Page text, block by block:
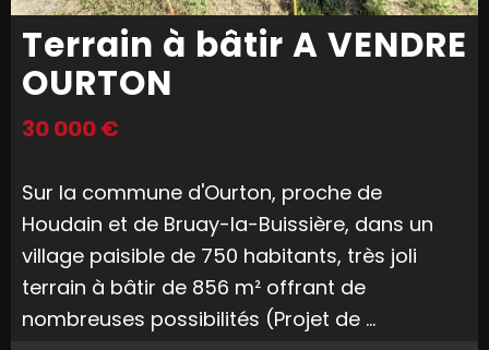
Terrain à bâtir A VENDRE
OURTON
30 000 €
Sur la commune d'Ourton, proche de
Houdain et de Bruay-la-Buissière, dans un
village paisible de 750 habitants, très joli
terrain à bâtir de 856 m² offrant de
nombreuses possibilités (Projet de ...